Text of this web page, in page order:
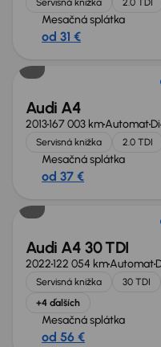
Servisná knižka 2.0 TDI
Mesačná splátka
od 31 €
Zlacnené o 500 €
Audi A4
2013167 003 kmAutomat
Servisná knižka 2.0 TDI
Mesačná splátka
od 37 €
Nové v ponuke
Audi A4 30 TDI
2022122 054 kmAutomat
Servisná knižka 30 TDI
+4 ďalších
Mesačná splátka
od 56 €